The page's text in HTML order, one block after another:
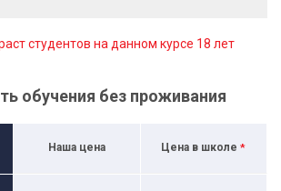
студентов на данном курсе 18 лет
обучения без проживания
Наша цена Цена в школе*